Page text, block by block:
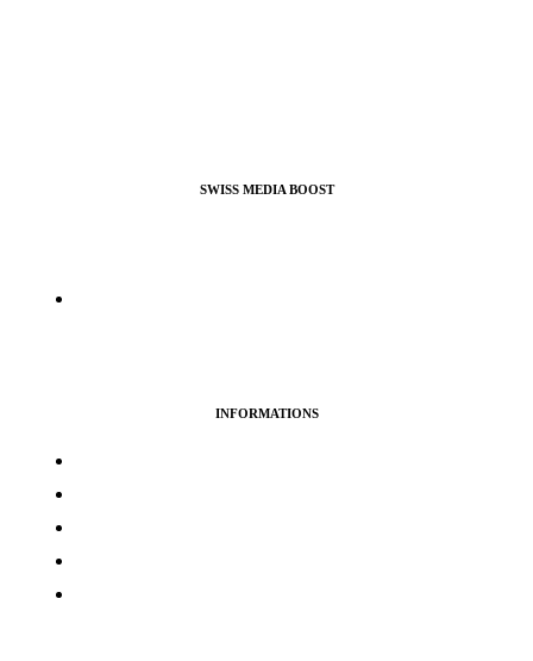
SWISS MEDIA BOOST
INFORMATIONS